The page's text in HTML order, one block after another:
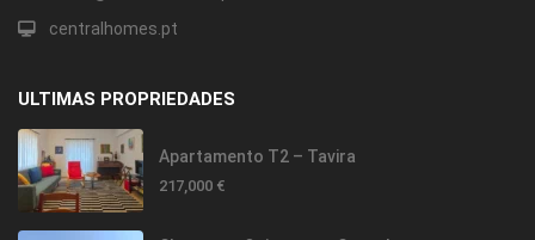
centralhomes.pt
ULTIMAS PROPRIEDADES
Apartamento T2 – Tavira
217,000 €